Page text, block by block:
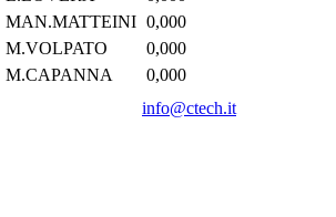
MAN.MATTEINI 0,000
M.VOLPATO
0,000
M.CAPANNA
0,000
info@ctech.it